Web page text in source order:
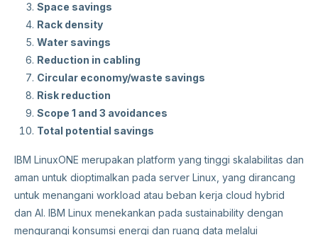
Space savings
Rack density
Water savings
Reduction in cabling
Circular economy/waste savings
Risk reduction
Scope 1 and 3 avoidances
Total potential savings
IBM LinuxONE merupakan platform yang tinggi skalabilitas dan
aman untuk dioptimalkan pada server Linux, yang dirancang
untuk menangani workload atau beban kerja cloud hybrid
dan AI. IBM Linux menekankan pada sustainability dengan
mengurangi konsumsi energi dan ruang data melalui